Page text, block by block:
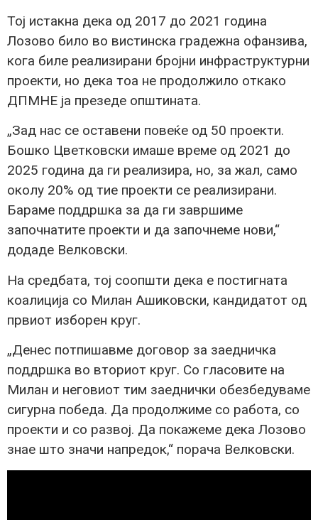
Тој истакна дека од 2017 до 2021 година
Лозово било во вистинска градежна офанзива,
кога биле реализирани бројни инфраструктурни
проекти, но дека тоа не продолжило откако
ДПМНЕ ја презеде општината.
„Зад нас се оставени повеќе од 50 проекти.
Бошко Цветковски имаше време од 2021 до
2025 година да ги реализира, но, за жал, само
околу 20% од тие проекти се реализирани.
Бараме поддршка за да ги завршиме
започнатите проекти и да започнеме нови,“
додаде Велковски.
На средбата, тој соопшти дека е постигната
коалиција со Милан Ашиковски, кандидатот од
првиот изборен круг.
„Денес потпишавме договор за заедничка
поддршка во вториот круг. Со гласовите на
Милан и неговиот тим заеднички обезбедуваме
сигурна победа. Да продолжиме со работа, со
проекти и со развој. Да покажеме дека Лозово
знае што значи напредок,“ порача Велковски.